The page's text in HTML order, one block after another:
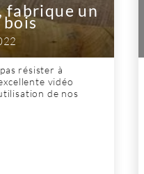
fabrique un
bois
résister à
vidéo
de nos